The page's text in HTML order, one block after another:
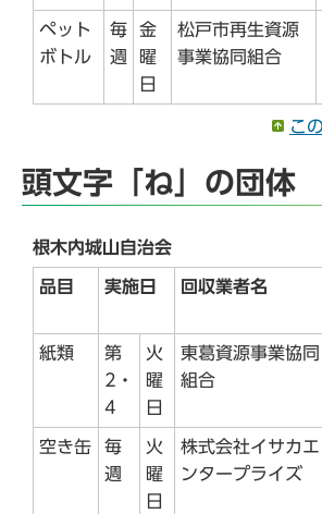
ペット
ボトル
毎
週
金
曜
日
松戸市再生資源
事業協同組合
こ
頭文字「ね」の団体
根木内城山自治会
品目 実施日 回収業者名
紙類
第
2・
4
火
曜
日
東葛資源事業協同
組合
空き缶
毎
週
火
曜
日
株式会社イサカエ
ンタープライズ